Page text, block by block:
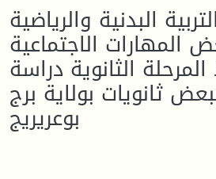
البدنية والرياضية
المهارات الاجتماعية
الثانوية دراسة
ثانويات بولاية برج
بوعريريج